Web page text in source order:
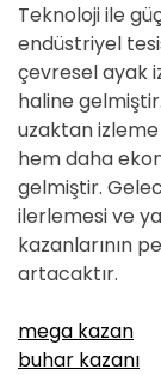
Teknoloji ile
endüstriyel
çevresel ayak
haline
uzaktan
hem daha
gelmiştir.
ilerlemesi ve
kazanlarının
artacaktır.
mega kazan
buhar kazanı